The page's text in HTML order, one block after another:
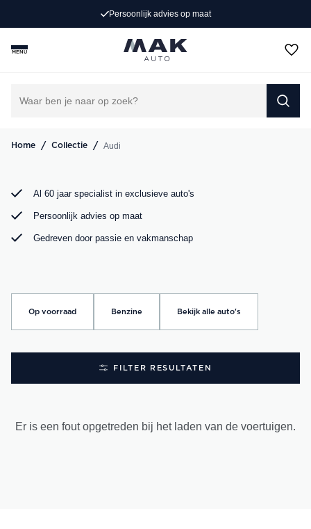
Persoonlijk advies op maat
MENU
Home / Collectie / Audi
Op zoek naar een exclusieve Audi occasion? Bij MAK
Auto vind je een zorgvuldig geselecteerd aanbod, van de
sportieve Audi A3 tot de krachtige Audi RS6. Bekijk ons
Al 60 jaar specialist in exclusieve auto's
Persoonlijk advies op maat
Gedreven door passie en vakmanschap
Op voorraad Benzine Bekijk alle auto's
FILTER RESULTATEN
Er is een fout opgetreden bij het laden van de voertuigen.